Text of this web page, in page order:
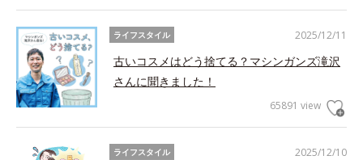
2025/12/11
ライフスタイル
古いコスメはどう捨てる？マシンガンズ滝沢
さんに聞きました！
65891 view
2025/12/10
ライフスタイル